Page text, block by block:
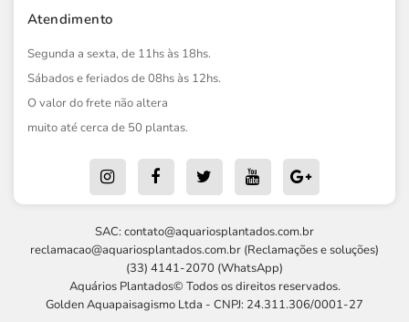
Atendimento
Segunda a sexta, de 11hs às 18hs.
Sábados e feriados de 08hs às 12hs.
O valor do frete não altera
muito até cerca de 50 plantas.
SAC: contato@aquariosplantados.com.br
reclamacao@aquariosplantados.com.br (Reclamações e soluções)
(33) 4141-2070 (WhatsApp)
Aquários Plantados© Todos os direitos reservados.
Golden Aquapaisagismo Ltda - CNPJ: 24.311.306/0001-27